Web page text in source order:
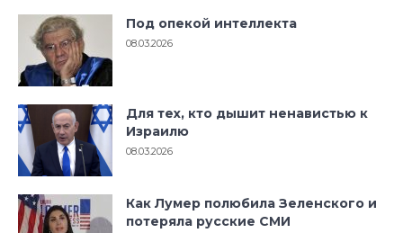
Под опекой интеллекта
08.03.2026
Для тех, кто дышит ненавистью к
Израилю
08.03.2026
Как Лумер полюбила Зеленского и
потеряла русские СМИ